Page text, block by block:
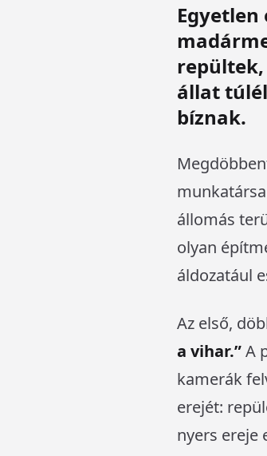
repültek,
állat
bíznak.
állomás
olyan
áldozatául
Az első,
a vihar.”A
kamerák
erejét:
nyers ereje